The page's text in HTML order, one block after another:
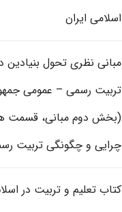
اسلامی ایران
مبانی نظری تحول بنیادین
تربیت رسمی – عمومی
(بخش دوم مبانی، قسمت
چرایی و چگونگی تربیت
کتاب تعلیم و تربیت در